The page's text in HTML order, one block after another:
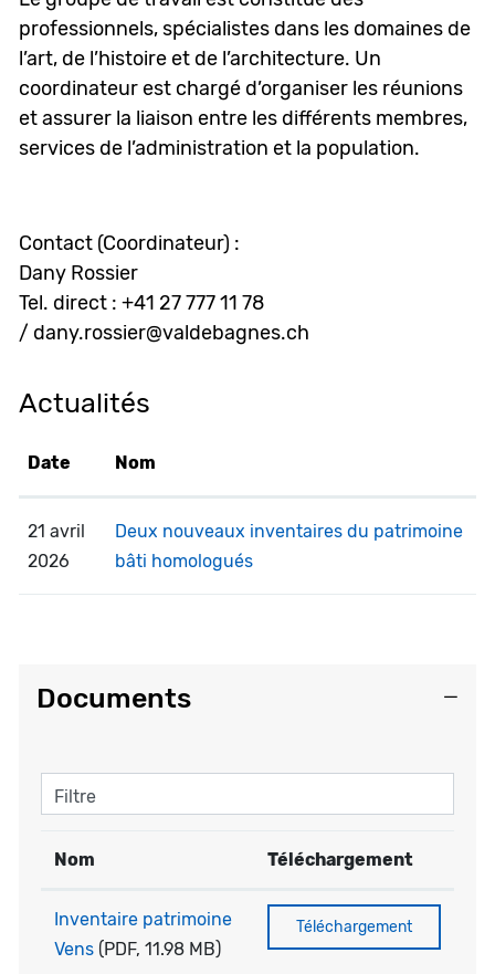
professionnels, spécialistes dans les domaines de
l’art, de l’histoire et de l’architecture. Un
coordinateur est chargé d’organiser les réunions
et assurer la liaison entre les différents membres,
services de l’administration et la population.
Contact (Coordinateur) :
Dany Rossier
Tel. direct : +41 27 777 11 78
/ dany.rossier@valdebagnes.ch
Actualités
Date Nom
21 avril
2026
Deux nouveaux inventaires du patrimoine
bâti homologués
Documents
Filtre
Nom Téléchargement
Inventaire patrimoine
Vens (PDF, 11.98 MB)
Téléchargement